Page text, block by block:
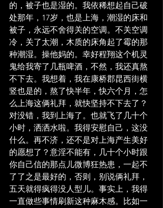
的，被子也是湿的。我依稀想起自己破
处那年，17岁，也是上海，潮湿的床和
被子，永远不舍得关的空调。不关空调
冷，关了太潮，木质的床角起了霉的那
种潮湿。操他妈的。幸好程翔这个机灵
鬼给我寄了几瓶啤酒，不然，我还真熬
不下去。我想着，我在康桥郡昆西街横
竖也是的，熬了快半年，快六个月，怎
么上海这俩礼拜，就快坚持不下去了？
对没错，我到上海了。也就飞了几十个
小时，洒洒水啦。我得安慰自己，这没
什么。再不济，还不是对上海产生美好
的愿想了？意淫不能有，几十个小时跟
你自己信的那点儿微博狂热患，一起不
了了之是最好的，否则，别说俩礼拜，
五天就得疯得没人型儿。事实上，我得
一直做些事情刷新这种麻木感。比如一